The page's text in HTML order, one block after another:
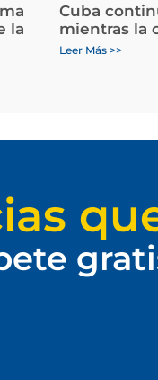
la
Cuba
mientras la
Leer Más >>